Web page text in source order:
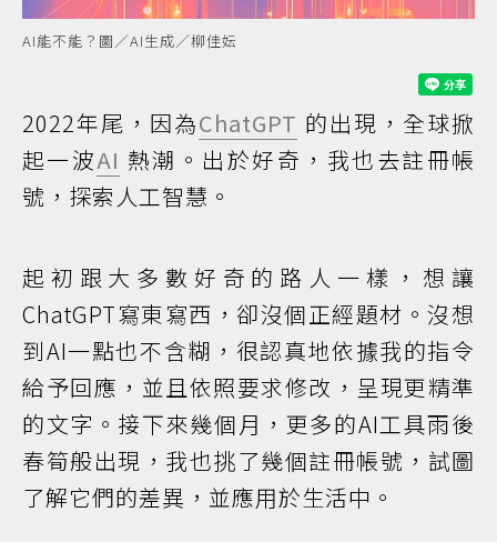
AI能不能？圖／AI生成／柳佳妘
2022年尾，因為ChatGPT 的出現，全球掀
起一波AI 熱潮。出於好奇，我也去註冊帳
號，探索人工智慧。
起初跟大多數好奇的路人一樣，想讓
ChatGPT寫東寫西，卻沒個正經題材。沒想
到AI一點也不含糊，很認真地依據我的指令
給予回應，並且依照要求修改，呈現更精準
的文字。接下來幾個月，更多的AI工具雨後
春筍般出現，我也挑了幾個註冊帳號，試圖
了解它們的差異，並應用於生活中。